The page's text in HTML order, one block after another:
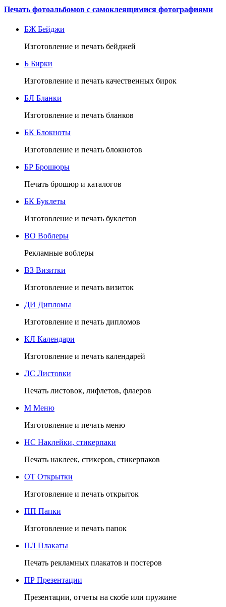
Печать фотоальбомов с самоклеящимися фотографиями
БЖ Бейджи
Изготовление и печать бейджей
Б Бирки
Изготовление и печать качественных бирок
БЛ Бланки
Изготовление и печать бланков
БК Блокноты
Изготовление и печать блокнотов
БР Брошюры
Печать брошюр и каталогов
БК Буклеты
Изготовление и печать буклетов
ВО Воблеры
Рекламные воблеры
ВЗ Визитки
Изготовление и печать визиток
ДИ Дипломы
Изготовление и печать дипломов
КЛ Календари
Изготовление и печать календарей
ЛС Листовки
Печать листовок, лифлетов, флаеров
М Меню
Изготовление и печать меню
НС Наклейки, стикерпаки
Печать наклеек, стикеров, стикерпаков
ОТ Открытки
Изготовление и печать открыток
ПП Папки
Изготовление и печать папок
ПЛ Плакаты
Печать рекламных плакатов и постеров
ПР Презентации
Презентации, отчеты на скобе или пружине